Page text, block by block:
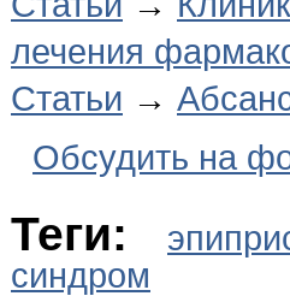
лечения
Статьи →
Обсудить на
Теги:
синдром